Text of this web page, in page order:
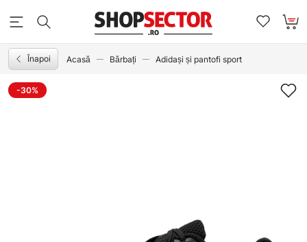
Înapoi Acasă Bărbați Adidași și pantofi sport
-30%